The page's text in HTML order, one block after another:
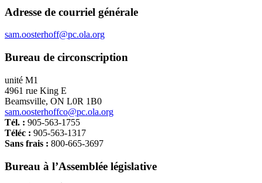
Coordonnées
Adresse de courriel générale
sam.oosterhoff@pc.ola.org
Bureau de circonscription
unité M1
4961 rue King E
Beamsville, ON L0R 1B0
sam.oosterhoffco@pc.ola.org
Tél. : 905-563-1755
Téléc : 905-563-1317
Sans frais : 800-665-3697
Bureau à l’Assemblée législative